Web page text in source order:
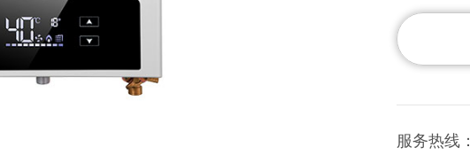
服务热线：